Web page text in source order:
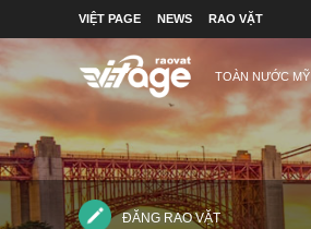
VIỆT PAGE NEWS RAO VẶT
TOÀN NƯỚC MỸ
ĐĂNG RAO VẶT